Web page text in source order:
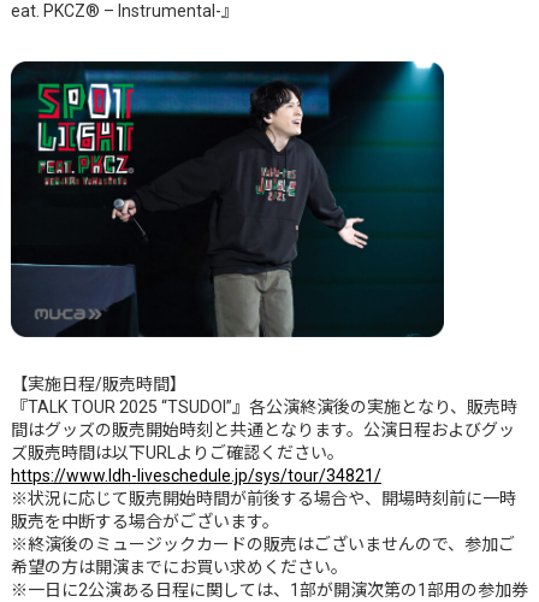
eat. PKCZ® – Instrumental-』
【実施日程/販売時間】
『TALK TOUR 2025 “TSUDOI”』各公演終演後の実施となり、販売時
間はグッズの販売開始時刻と共通となります。公演日程およびグッ
ズ販売時間は以下URLよりご確認ください。
https://www.ldh-liveschedule.jp/sys/tour/34821/
※状況に応じて販売開始時間が前後する場合や、開場時刻前に一時
販売を中断する場合がございます。
※終演後のミュージックカードの販売はございませんので、参加ご
希望の方は開演までにお買い求めください。
※一日に2公演ある日程に関しては、1部が開演次第の1部用の参加券